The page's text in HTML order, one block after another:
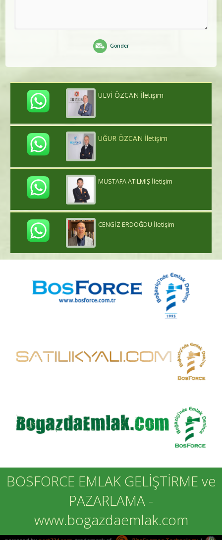
Gönder
ULVİ ÖZCAN İletişim
UĞUR ÖZCAN İletişim
MUSTAFA ATILMIŞ İletişim
CENGİZ ERDOĞDU İletişim
BOSFORCE EMLAK GELİŞTİRME ve
PAZARLAMA -
www.bogazdaemlak.com